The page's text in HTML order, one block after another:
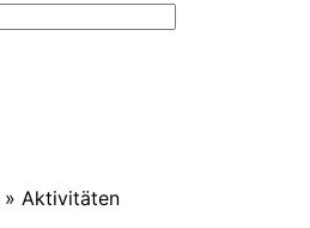
» Aktivitäten